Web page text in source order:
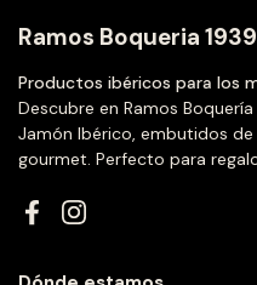
Ramos Boqueria 1939
Productos ibéricos para los
Descubre en Ramos
Jamón Ibérico, embutidos
gourmet. Perfecto para
FacebookInstagram